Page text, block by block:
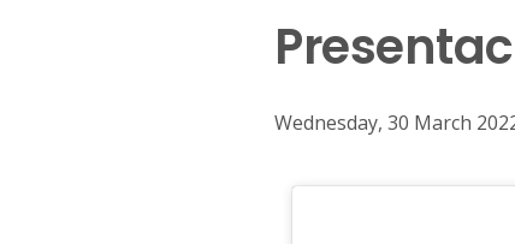
Wednesday, 30 March